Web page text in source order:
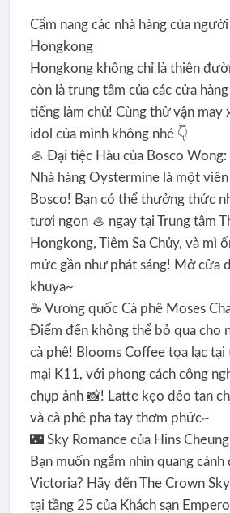
Cẩm nang các nhà hàng của
Hongkong
Hongkong không chỉ là thiên
còn là trung tâm của các cửa
tiếng làm chủ! Cùng thử vận may
idol của mình không nhé 👇
🦪 Đại tiệc Hàu của Bosco Wong:
Nhà hàng Oystermine là một
Bosco! Bạn có thể thưởng thức
tươi ngon 🦪 ngay tại Trung tâm
Hongkong, Tiêm Sa Chủy, và mì
mức gần như phát sáng! Mở cửa
khuya~
☕️ Vương quốc Cà phê Moses
Điểm đến không thể bỏ qua cho
cà phê! Blooms Coffee tọa lạc
mại K11, với phong cách công
chụp ảnh 📸! Latte kẹo dẻo tan
và cà phê pha tay thơm phức~
🌃 Sky Romance của Hins
Bạn muốn ngắm nhìn quang cảnh
Victoria? Hãy đến The Crown
tại tầng 25 của Khách sạn